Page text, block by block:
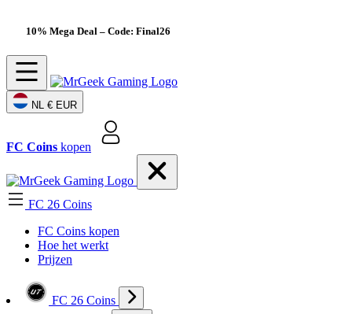
10% Mega Deal – Code: Final26
NL € EUR
FC Coins kopen
FC 26 Coins
FC Coins kopen
Hoe het werkt
Prijzen
FC 26 Coins